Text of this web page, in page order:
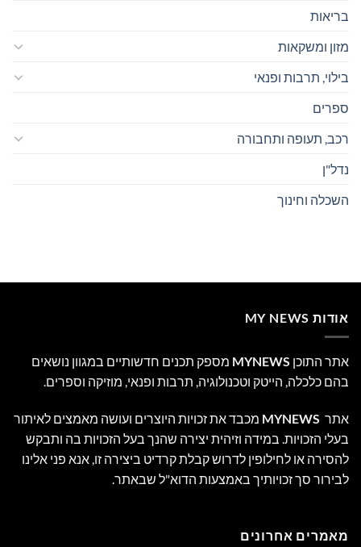
בריאות
מזון ומשקאות
בילוי, תרבות ופנאי
ספרים
רכב, תעופה ותחבורה
נדל"ן
השכלה וחינוך
אודות MY NEWS
אתר התוכן MYNEWS מספק תכנים חדשותיים במגוון נושאים
בהם כלכלה, הייטק וטכנולוגיה, תרבות ופנאי, מוזיקה וספרים.
אתר MYNEWS מכבד את זכויות היוצרים ועושה מאמצים לאיתור
בעלי הזכויות. במידה וזיהית יצירה שהנך בעל הזכויות בה ותבקש
להסירה או לחילופין לדרוש קבלת קרדיט ביצירה זו, אנא פני אלינו
לבירור סך זכויותיך באמצעות הדוא"ל שבאתר.
מאמרים אחרונים